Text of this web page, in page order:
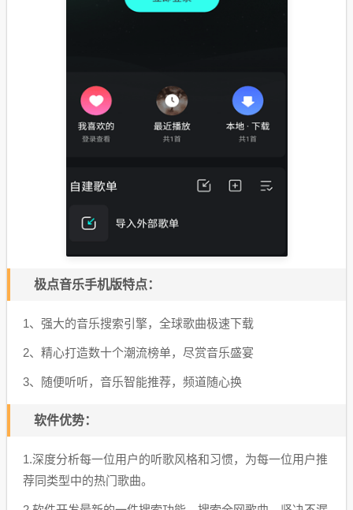
极点音乐手机版特点：
1、强大的音乐搜索引擎，全球歌曲极速下载
2、精心打造数十个潮流榜单，尽赏音乐盛宴
3、随便听听，音乐智能推荐，频道随心换
软件优势：
1.深度分析每一位用户的听歌风格和习惯，为每一位用户推
荐同类型中的热门歌曲。